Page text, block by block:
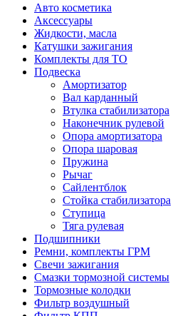
Авто косметика
Аксессуары
Жидкости, масла
Катушки зажигания
Комплекты для ТО
Подвеска
Амортизатор
Вал карданный
Втулка стабилизатора
Наконечник рулевой
Опора амортизатора
Опора шаровая
Пружина
Рычаг
Сайлентблок
Стойка стабилизатора
Ступица
Тяга рулевая
Подшипники
Ремни, комплекты ГРМ
Свечи зажигания
Смазки тормозной системы
Тормозные колодки
Фильтр воздушный